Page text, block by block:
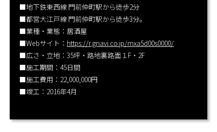
■地下鉄東西線 門前仲町駅から徒歩2分
■都営大江戸線 門前仲町駅から徒歩3分。
■業種・業態：居酒屋
■Webサイト： https://r.gnavi.co.jp/mxa5d00s0000/
■広さ・立地：35坪・路地裏路面１F・2F
■施工期間：45日間
■施工費用：22,000,000円
■竣工：2016年4月